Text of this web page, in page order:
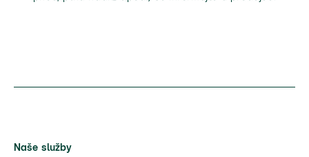
Naše služby